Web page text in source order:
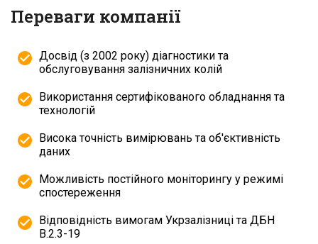
Переваги компанії
Досвід (з 2002 року) діагностики та
обслуговування залізничних колій
Використання сертифікованого обладнання та
технологій
Висока точність вимірювань та об'єктивність
даних
Можливість постійного моніторингу у режимі
спостереження
Відповідність вимогам Укрзалізниці та ДБН
В.2.3-19